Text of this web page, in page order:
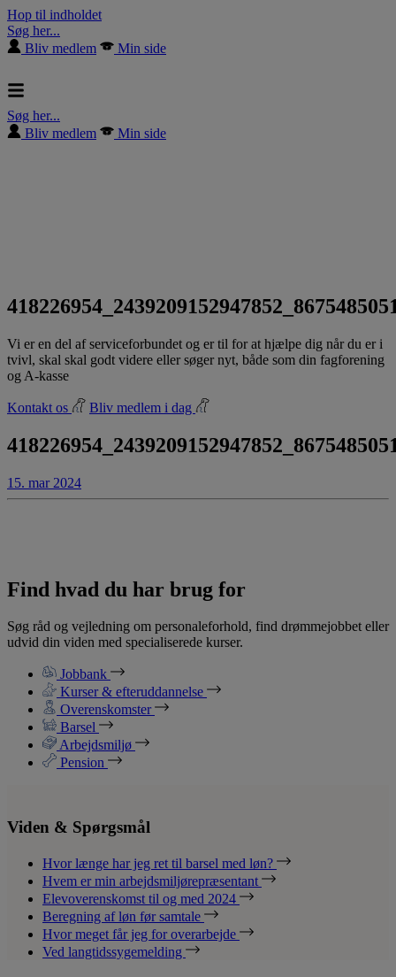
Hop til indholdet
Søg her...
Bliv medlem
Min side
Søg her...
Bliv medlem
Min side
Vi er en del af serviceforbundet og er til for at hjælpe dig når du er i
tvivl, skal skal godt videre eller søger nyt, både som din fagforening
og A-kasse
Kontakt os Bliv medlem i dag
15. mar 2024
Find hvad du har brug for
Søg råd og vejledning om personaleforhold, find drømmejobbet eller
udvid din viden med specialiserede kurser.
Jobbank
Kurser & efteruddannelse
Overenskomster
Barsel
Arbejdsmiljø
Pension
Viden & Spørgsmål
Hvor længe har jeg ret til barsel med løn?
Hvem er min arbejdsmiljørepræsentant
Elevoverenskomst til og med 2024
Beregning af løn før samtale
Hvor meget får jeg for overarbejde
Ved langtidssygemelding